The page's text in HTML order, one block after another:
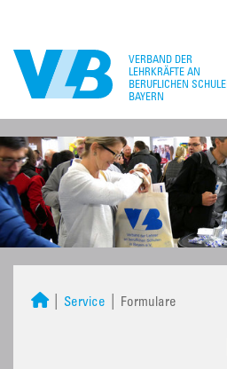
Service Formulare